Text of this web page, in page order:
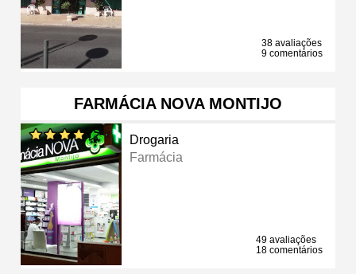
38 avaliações
9 comentários
FARMÁCIA NOVA MONTIJO
Drogaria
Farmácia
49 avaliações
18 comentários